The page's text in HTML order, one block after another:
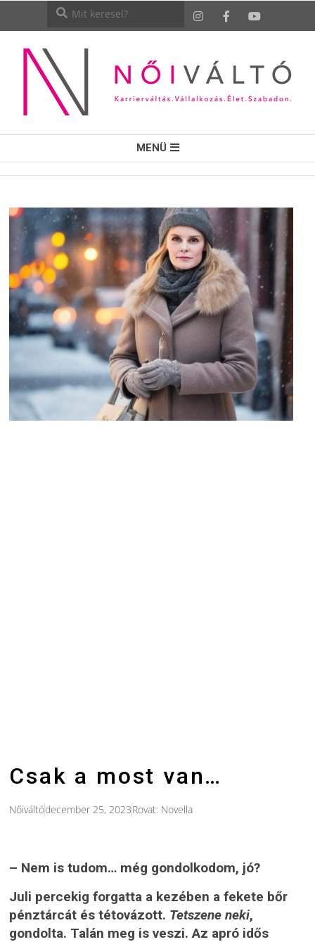
NŐI
VÁLTÓ
MENÜ
Csak a most van…
Nőiváltódecember 25, 2023Rovat: Novella
– Nem is tudom… még gondolkodom, jó?
Juli percekig forgatta a kezében a fekete bőr
pénztárcát és tétovázott. Tetszene neki,
gondolta. Talán meg is veszi. Az apró idős